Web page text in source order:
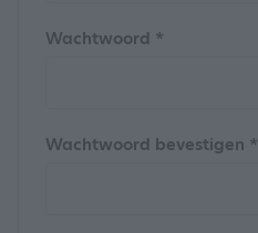
Wachtwoord *
Wachtwoord bevestigen *